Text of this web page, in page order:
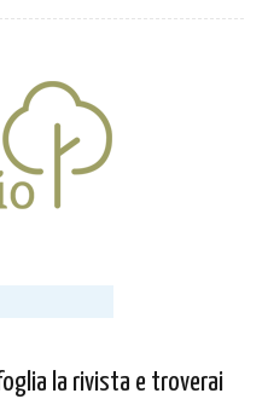
la rivista e troverai